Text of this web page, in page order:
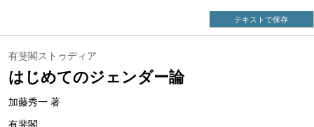
テキストで保存
有斐閣ストゥディア
はじめてのジェンダー論
加藤秀一 著
有斐閣